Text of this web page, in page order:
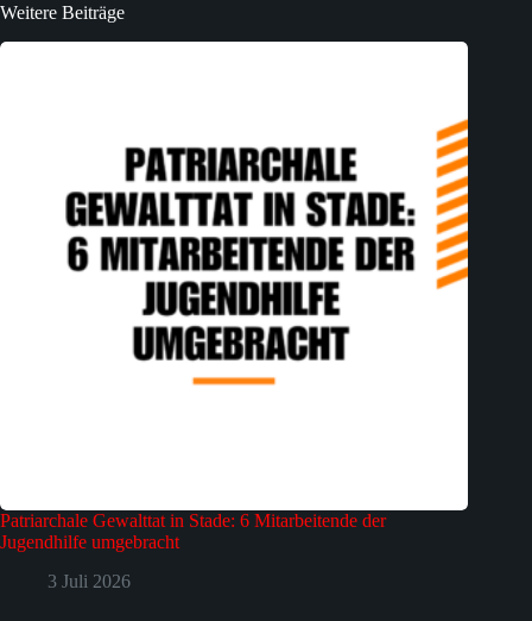
Weitere Beiträge
Patriarchale Gewalttat in Stade: 6 Mitarbeitende der
Jugendhilfe umgebracht
3 Juli 2026